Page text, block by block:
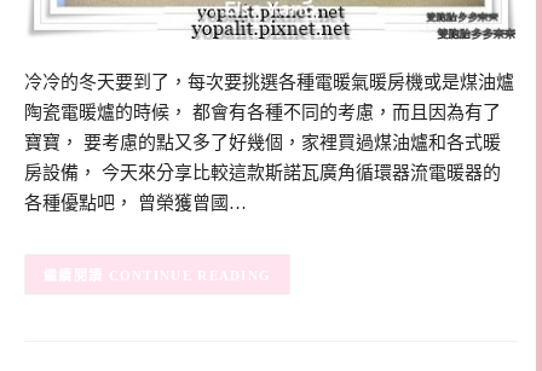
冷冷的冬天要到了，每次要挑選各種電暖氣暖房機或是煤油爐
陶瓷電暖爐的時候， 都會有各種不同的考慮，而且因為有了
寶寶， 要考慮的點又多了好幾個，家裡買過煤油爐和各式暖
房設備， 今天來分享比較這款斯諾瓦廣角循環器流電暖器的
各種優點吧， 曾榮獲曾國…
CONTINUE READING